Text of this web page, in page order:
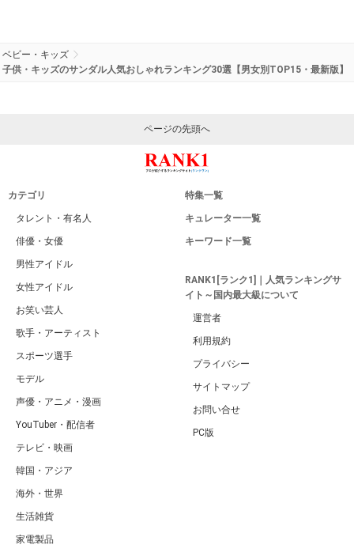
ベビー・キッズ
子供・キッズのサンダル人気おしゃれランキング30選【男女別TOP15・最新版】
ページの先頭へ
カテゴリ
タレント・有名人
俳優・女優
男性アイドル
女性アイドル
お笑い芸人
歌手・アーティスト
スポーツ選手
モデル
声優・アニメ・漫画
YouTuber・配信者
テレビ・映画
韓国・アジア
海外・世界
生活雑貨
家電製品
特集一覧
キュレーター一覧
キーワード一覧
RANK1[ランク1]｜人気ランキングサ
イト～国内最大級について
運営者
利用規約
プライバシー
サイトマップ
お問い合せ
PC版